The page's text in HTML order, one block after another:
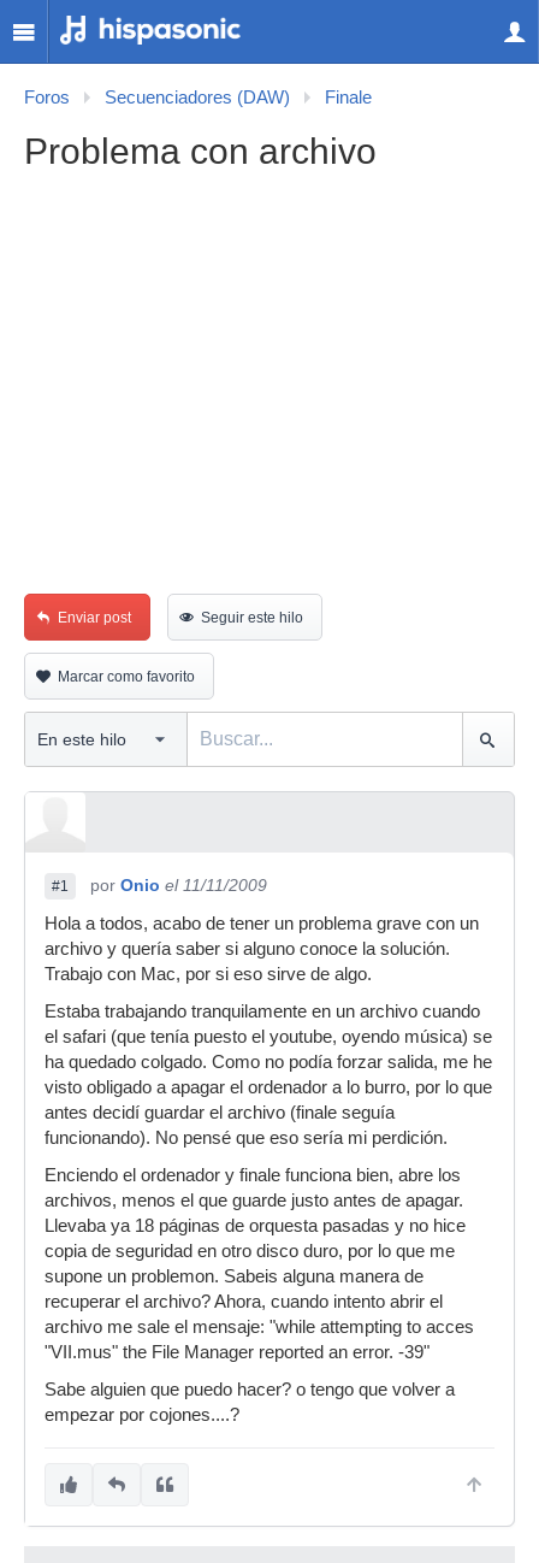
Foros Secuenciadores (DAW) Finale
Problema con archivo
Enviar post Seguir este hilo
Marcar como favorito
#1 por Onio el 11/11/2009
Hola a todos, acabo de tener un problema grave con un
archivo y quería saber si alguno conoce la solución.
Trabajo con Mac, por si eso sirve de algo.
Estaba trabajando tranquilamente en un archivo cuando
el safari (que tenía puesto el youtube, oyendo música) se
ha quedado colgado. Como no podía forzar salida, me he
visto obligado a apagar el ordenador a lo burro, por lo que
antes decidí guardar el archivo (finale seguía
funcionando). No pensé que eso sería mi perdición.
Enciendo el ordenador y finale funciona bien, abre los
archivos, menos el que guarde justo antes de apagar.
Llevaba ya 18 páginas de orquesta pasadas y no hice
copia de seguridad en otro disco duro, por lo que me
supone un problemon. Sabeis alguna manera de
recuperar el archivo? Ahora, cuando intento abrir el
archivo me sale el mensaje: "while attempting to acces
"VII.mus" the File Manager reported an error. -39"
Sabe alguien que puedo hacer? o tengo que volver a
empezar por cojones....?